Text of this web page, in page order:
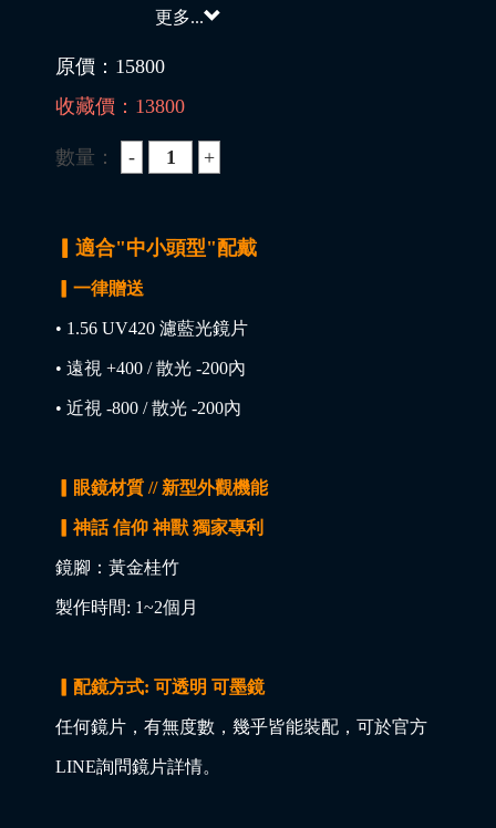
更多...
原價： 15800
收藏價： 13800
數量：
▎適合"中小頭型"配戴
▎一律贈送
• 1.56 UV420 濾藍光鏡片
• 遠視 +400 / 散光 -200內
• 近視 -800 / 散光 -200內
▎眼鏡材質 // 新型外觀機能
▎神話 信仰 神獸 獨家專利
鏡腳：黃金桂竹
製作時間: 1~2個月
▎配鏡方式: 可透明 可墨鏡
任何鏡片，有無度數，幾乎皆能裝配，可於官方
LINE詢問鏡片詳情。